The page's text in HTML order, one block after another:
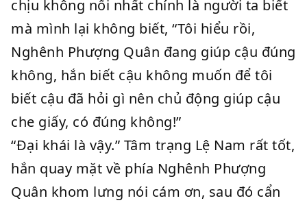
chịu không nổi nhất chính là người ta biết
mà mình lại không biết, “Tôi hiểu rồi,
Nghênh Phượng Quân đang giúp cậu đúng
không, hắn biết cậu không muốn để tôi
biết cậu đã hỏi gì nên chủ động giúp cậu
che giấy, có đúng không!”
“Đại khái là vậy.” Tâm trạng Lệ Nam rất tốt,
hắn quay mặt về phía Nghênh Phượng
Quân khom lưng nói cám ơn, sau đó cẩn